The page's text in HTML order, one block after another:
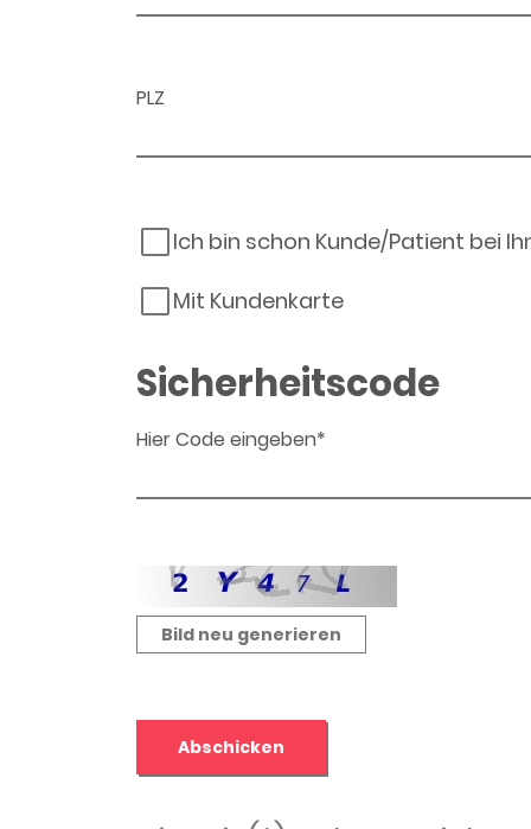
PLZ
Ich bin schon Kunde/Patient bei
Mit Kundenkarte
Sicherheitscode
Hier Code eingeben*